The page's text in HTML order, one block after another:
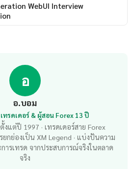
WebUI Interview
อ
อ.บอม
เทรดเดอร์ & ผู้สอน Forex 13 ปี
แต่ปี 1997 · เทรดเดอร์สาย Forex
ยกย่องเป็น XM Legend · แบ่งปันความ
ารเทรด จากประสบการณ์จริงในตลาด
จริง